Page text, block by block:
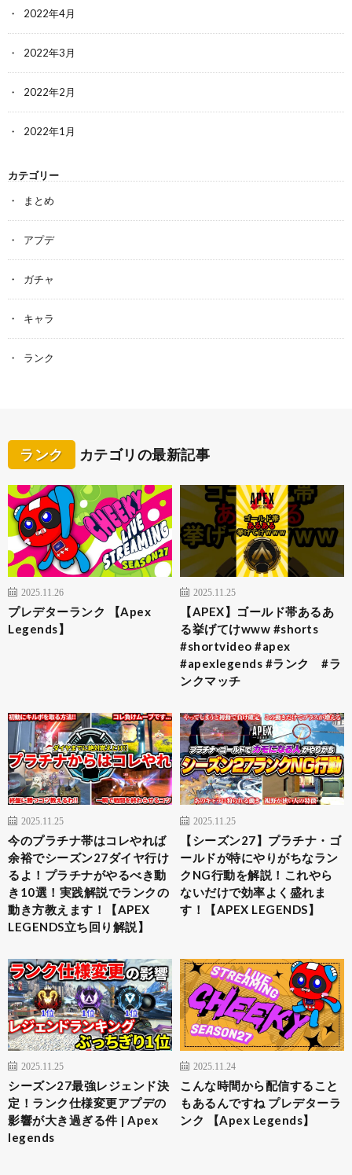
2022年4月
2022年3月
2022年2月
2022年1月
カテゴリー
まとめ
アプデ
ガチャ
キャラ
ランク
ランク カテゴリの最新記事
2025.11.26
プレデターランク 【Apex
Legends】
2025.11.25
【APEX】ゴールド帯あるあ
る挙げてけwww #shorts
#shortvideo #apex
#apexlegends #ランク #ラ
ンクマッチ
2025.11.25
今のプラチナ帯はコレやれば
余裕でシーズン27ダイヤ行け
るよ！プラチナがやるべき動
き10選！実践解説でランクの
動き方教えます！【APEX
LEGENDS立ち回り解説】
2025.11.25
【シーズン27】プラチナ・ゴ
ールドが特にやりがちなラン
クNG行動を解説！これやら
ないだけで効率よく盛れま
す！【APEX LEGENDS】
2025.11.25
シーズン27最強レジェンド決
定！ランク仕様変更アプデの
影響が大き過ぎる件 | Apex
legends
2025.11.24
こんな時間から配信すること
もあるんですね プレデターラ
ンク 【Apex Legends】